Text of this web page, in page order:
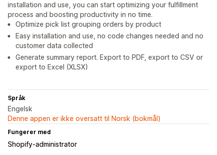
installation and use, you can start optimizing your fulfillment
process and boosting productivity in no time.
Optimize pick list grouping orders by product
Easy installation and use, no code changes needed and no
customer data collected
Generate summary report. Export to PDF, export to CSV or
export to Excel (XLSX)
Språk
Engelsk
Denne appen er ikke oversatt til Norsk (bokmål)
Fungerer med
Shopify-administrator